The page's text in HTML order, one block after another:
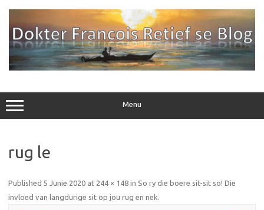
Menu
rug le
Published 5 Junie 2020 at 244 × 148 in So ry die boere sit-sit so! Die
invloed van langdurige sit op jou rug en nek